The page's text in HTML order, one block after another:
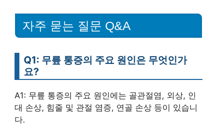
자주 묻는 질문 Q&A
Q1: 무릎 통증의 주요 원인은 무엇인가
요?
A1: 무릎 통증의 주요 원인에는 골관절염, 외상, 인
대 손상, 힘줄 및 관절 염증, 연골 손상 등이 있습니
다.